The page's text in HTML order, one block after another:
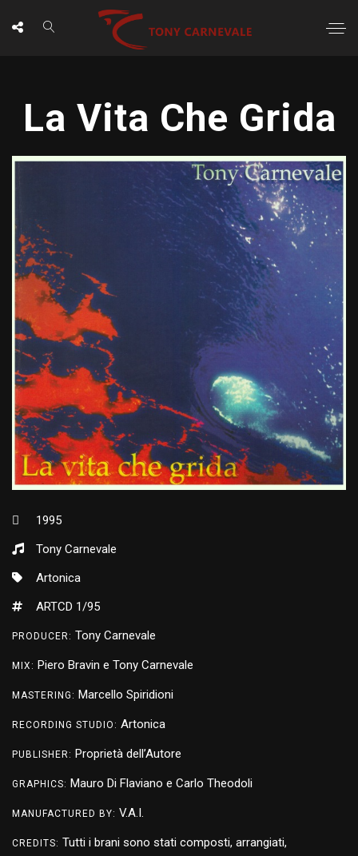
La Vita Che Grida
1995
Tony Carnevale
Artonica
ARTCD 1/95
PRODUCER: Tony Carnevale
MIX: Piero Bravin e Tony Carnevale
MASTERING: Marcello Spiridioni
RECORDING STUDIO: Artonica
PUBLISHER: Proprietà dell’Autore
GRAPHICS: Mauro Di Flaviano e Carlo Theodoli
MANUFACTURED BY: V.A.I.
CREDITS: Tutti i brani sono stati composti, arrangiati,